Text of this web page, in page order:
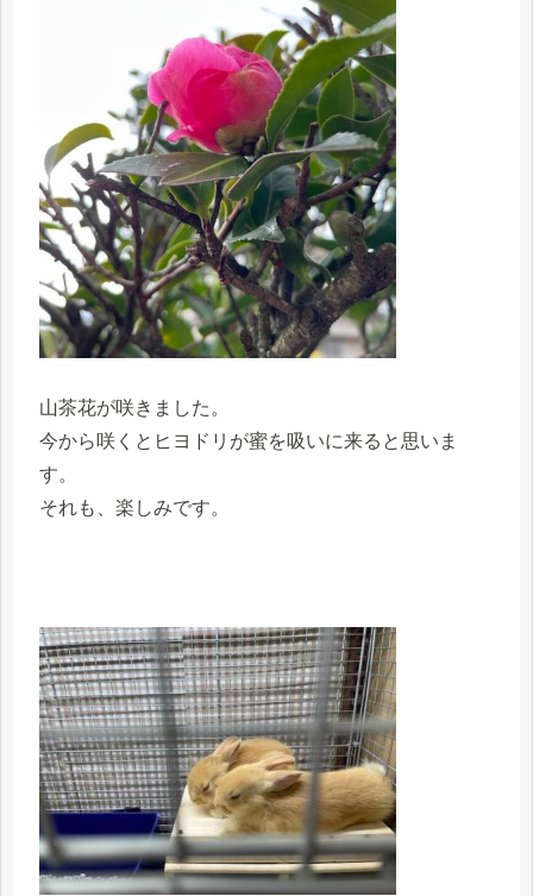
山茶花が咲きました。
今から咲くとヒヨドリが蜜を吸いに来ると思いま
す。
それも、楽しみです。